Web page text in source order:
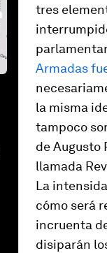
tres
Armadas
la misma
tampoco
de Augusto
llamada
La
cómo será
incruenta
disiparán